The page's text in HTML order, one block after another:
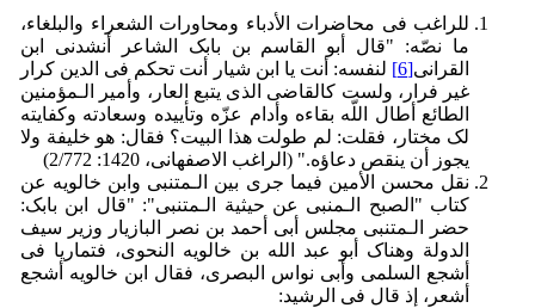
للراغب فی محاضرات الأدباء ومحاورات الشعراء والبلغاء،
ما نصّه: "قال أبو القاسم بن بابک الشاعر أنشدنی ابن
القرانی[6]
لنفسه: أنت یا ابن شیار أنت تحکم فی الدین کرار
غیر فرار، ولست کالقاضی الذی یتبع العار، وأمیر الـمؤمنین
الطائع أطال اللّه بقاءه وأدام عزّه وتأییده وسعادته وکفایته
لک مختار، فقلت: لم طولت هذا البیت؟ فقال: هو خلیفة ولا
یجوز أن ینقص دعاؤه." (الراغب الاصفهانی، 1420: ‏2/772)
نقل محسن الأمین فیما جرى بین الـمتنبی وابن خالویه عن
کتاب "الصبح الـمنبی عن حیثیة الـمتنبی": "قال ابن بابک:
حضر الـمتنبی مجلس أبی أحمد بن نصر البازیار وزیر سیف
الدولة وهناک أبو عبد الله بن خالویه النحوی، فتماریا فی
أشجع السلمی وأبی نواس البصری، فقال ابن خالویه أشجع
أشعر، إذ قال فی الرشید: